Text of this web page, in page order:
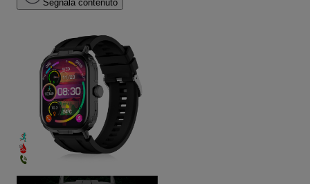
Segnala contenuto